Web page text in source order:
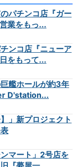
パチンコ店『ガー
業をもっ...
ンコ店『ニューア
をもって...
巨艦ホールが約3年
D'station...
」新プロジェクト
マート」2号店を